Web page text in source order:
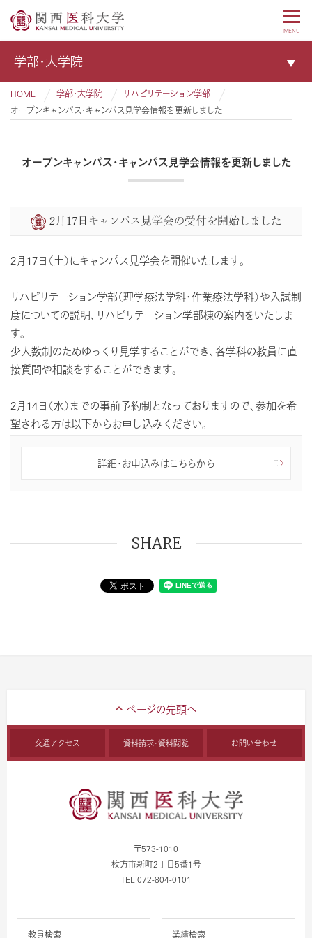
MENU
学部・大学院
HOME 学部・大学院
リハビリテーション学部
オープンキャンパス・キャンパス見学会情報を更新しました
オープンキャンパス・キャンパス見学会情報を更新しました
2月17日キャンパス見学会の受付を開始しました
2月17日（土）にキャンパス見学会を開催いたします。
リハビリテーション学部（理学療法学科・作業療法学科）や入試制
度についての説明、リハビリテーション学部棟の案内をいたしま
す。
少人数制のためゆっくり見学することができ、各学科の教員に直
接質問や相談をすることができます。
2月14日（水）までの事前予約制となっておりますので、参加を希
望される方は以下からお申し込みください。
詳細・お申込みはこちらから
SHARE
交通アクセス 資料請求・資料閲覧 お問い合わせ
〒573-1010
枚方市新町2丁目5番1号
TEL 072-804-0101
教員検索 業績検索